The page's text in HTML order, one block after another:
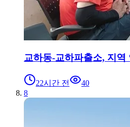
교하동-교하파출소, 지역
22시간 전
40
8